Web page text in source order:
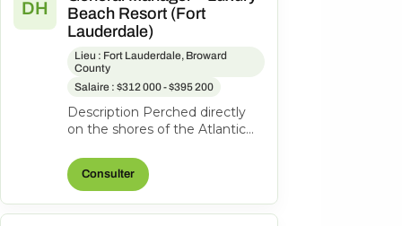
DH
Beach Resort (Fort
Lauderdale)
Lieu : Fort Lauderdale, Broward
County
Salaire : $312 000 - $395 200
Description Perched directly
on the shores of the Atlantic
Resort is one of Fort
Lauderdal...
Consulter